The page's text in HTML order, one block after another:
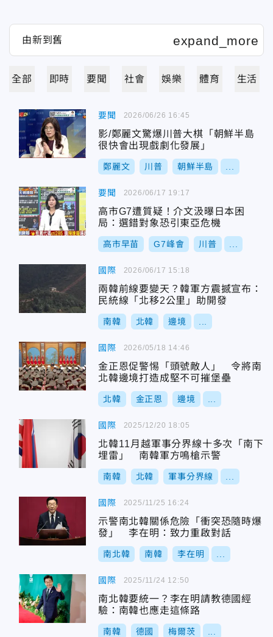
全部 即時 要聞 社會 娛樂 體育 生活
要聞
影/鄭麗文驚爆川普大棋「朝鮮半島
很快會出現戲劇化發展」
鄭麗文 川普 朝鮮半島
2026/06/26 16:45
要聞
高市G7遭質疑！介文汲曝日本困
局：選錯對象恐引東亞危機
高市早苗 G7峰會 川普
2026/06/17 19:17
國際
兩韓前線要變天？韓軍方震撼宣布：
民統線「北移2公里」助開發
南韓 北韓 邊境
2026/06/17 15:18
國際
金正恩促警惕「頭號敵人」 令將南
北韓邊境打造成堅不可摧堡壘
北韓 金正恩 邊境
2026/05/18 14:46
國際
北韓11月越軍事分界線十多次「南下
埋雷」 南韓軍方鳴槍示警
南韓 北韓 軍事分界線
2025/12/20 18:05
國際
示警南北韓關係危險「衝突恐隨時爆
發」 李在明：致力重啟對話
南北韓 南韓 李在明
2025/11/25 16:24
國際
南北韓要統一？李在明請教德國經
驗：南韓也應走這條路
南韓 德國 梅爾茨
2025/11/24 12:50